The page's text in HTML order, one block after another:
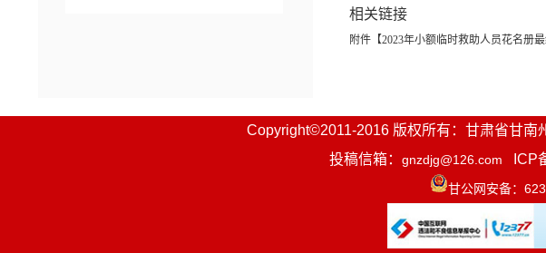
相关链接
附件【2023年小额临时救助人员花名册
Copyright©2011-2016 版权所有：甘肃省甘南
投稿信箱： gnzdjg@126.com ICP
甘公网安备：